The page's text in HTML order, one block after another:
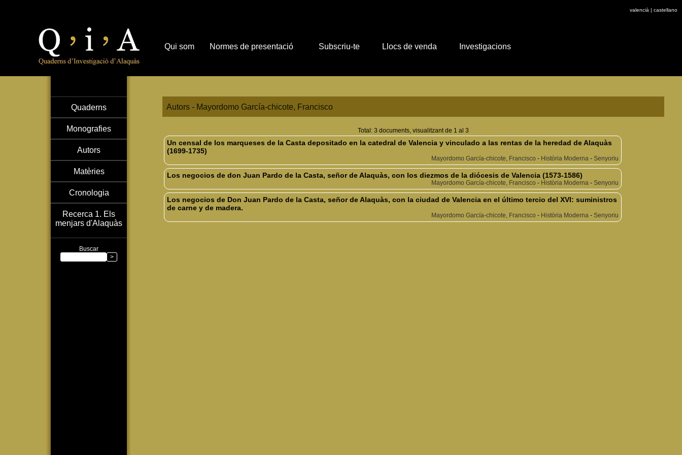
valencià | castellano
Quaderns
Monografies
Autors
Matèries
Cronologia
Recerca 1. Els
menjars d'Alaquàs
Buscar
Autors - Mayordomo García-chicote, Francisco
Total: 3 documents, visualitzant de 1 al 3
Un censal de los marqueses de la Casta depositado en la catedral de Valencia y vinculado a las rentas de la heredad de Alaquàs
(1699-1735)
Mayordomo García-chicote, Francisco - Història Moderna -Senyoriu
Los negocios de don Juan Pardo de la Casta, señor de Alaquàs, con los diezmos de la diócesis de Valencia (1573-1586)
Mayordomo García-chicote, Francisco - Història Moderna -Senyoriu
Los negocios de Don Juan Pardo de la Casta, señor de Alaquàs, con la ciudad de Valencia en el último tercio del XVI: suministros
de carne y de madera.
Mayordomo García-chicote, Francisco - Història Moderna -Senyoriu
Qui som Normes de presentació Subscriu-te Llocs de venda Investigacions